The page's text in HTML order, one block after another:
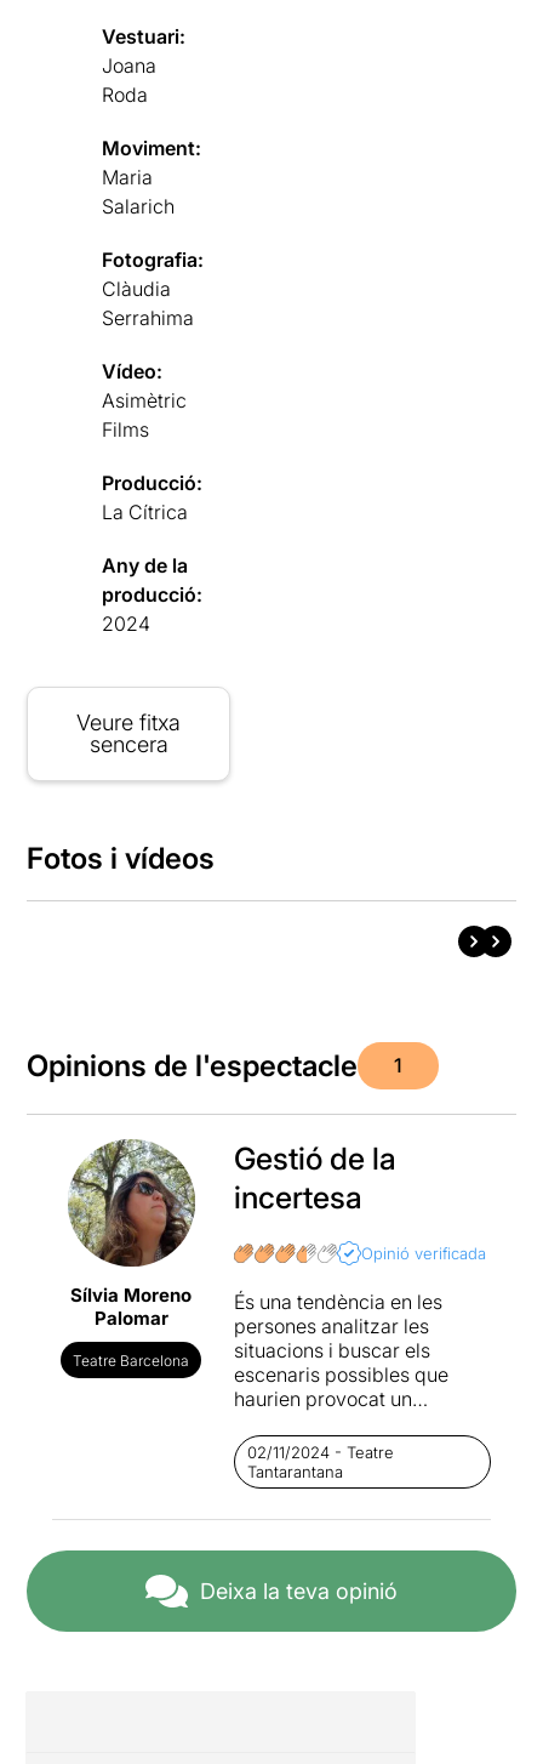
Vestuari:
Joana
Roda
Moviment:
Maria
Salarich
Fotografia:
Clàudia
Serrahima
Vídeo:
Asimètric
Films
Producció:
La Cítrica
Any de la
producció:
2024
Veure fitxa
sencera
Fotos i vídeos
Opinions de l'espectacle 1
Sílvia Moreno
Palomar
Teatre Barcelona
Gestió de la
incertesa
Opinió verificada
És una tendència en les
persones analitzar les
situacions i buscar els
escenaris possibles que
haurien provocat un
especialment quan es tracta
de fets que canvien la vida.
Pensar en què hauria passat
si s’hagués fet una altra cosa
en comptes de la realitzada
aquella persona en aquell
02/11/2024 - Teatre
Tantarantana
Deixa la teva opinió